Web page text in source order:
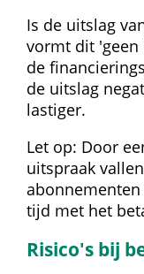
Is de uitslag
vormt dit 'geen
de
de uitslag
lastiger.
Let op: Door
uitspraak
tijd met het
Risico's bij